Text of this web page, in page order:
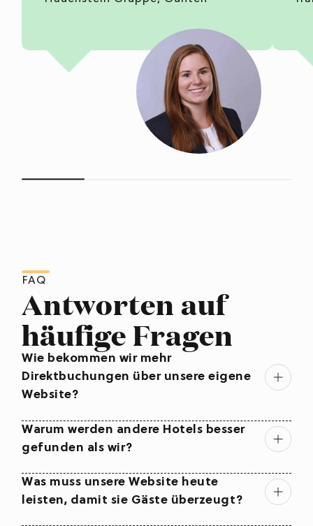
FAQ
Antworten auf
häufige Fragen
Wie bekommen wir mehr
Direktbuchungen über unsere eigene
Website?
Warum werden andere Hotels besser
gefunden als wir?
Was muss unsere Website heute
leisten, damit sie Gäste überzeugt?